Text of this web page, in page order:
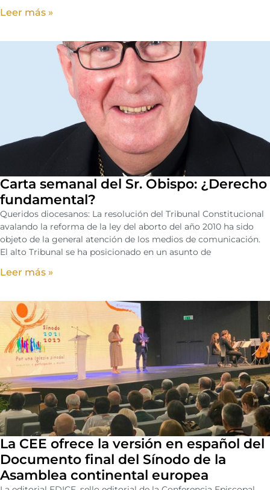
Leer más »
Carta semanal del Sr. Obispo: ¿Derecho
fundamental?
Queridos diocesanos: La resolución del Tribunal Constitucional
avalando la reforma de la ley del aborto del año 2010 ha sido
objeto de la general atención de los medios de comunicación.
El alto Tribunal se ha posicionado en un asunto de
Leer más »
La CEE ofrece la versión en español del
Documento final del Sínodo de la
Asamblea continental europea